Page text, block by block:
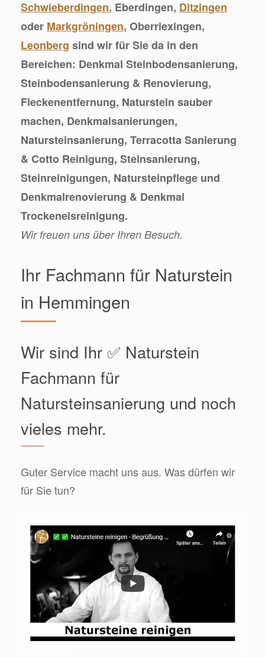
Schwieberdingen, Eberdingen, Ditzingen
oder Markgröningen, Oberriexingen,
Leonberg sind wir für Sie da in den
Bereichen: Denkmal Steinbodensanierung,
Steinbodensanierung & Renovierung,
Fleckenentfernung, Naturstein sauber
machen, Denkmalsanierungen,
Natursteinsanierung, Terracotta Sanierung
& Cotto Reinigung, Steinsanierung,
Steinreinigungen, Natursteinpflege und
Denkmalrenovierung & Denkmal
Trockeneisreinigung.
Wir freuen uns über Ihren Besuch.
Ihr Fachmann für Naturstein
in Hemmingen
Wir sind Ihr ✅ Naturstein
Fachmann für
Natursteinsanierung und noch
vieles mehr.
Guter Service macht uns aus. Was dürfen wir
für Sie tun?